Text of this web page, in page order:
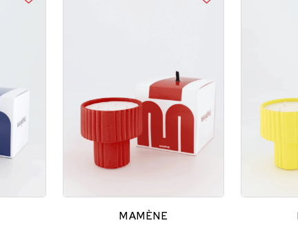
MAMÈNE